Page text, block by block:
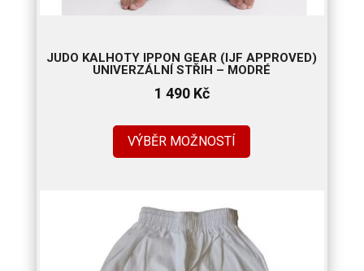
JUDO KALHOTY IPPON GEAR (IJF APPROVED)
UNIVERZÁLNÍ STŘIH – MODRÉ
1 490 Kč
VÝBĚR MOŽNOSTÍ